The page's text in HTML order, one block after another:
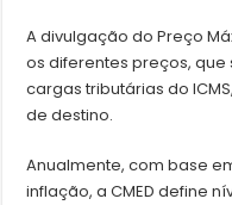
A divulgação do Preço
os diferentes preços,
cargas tributárias do
de destino.
Anualmente, com base
inflação, a CMED define